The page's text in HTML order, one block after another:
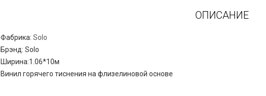
ОПИСАНИЕ
Фабрика: Solo
Брэнд: Solo
Ширина:1.06*10м
Винил горячего тиснения на флизелиновой основе